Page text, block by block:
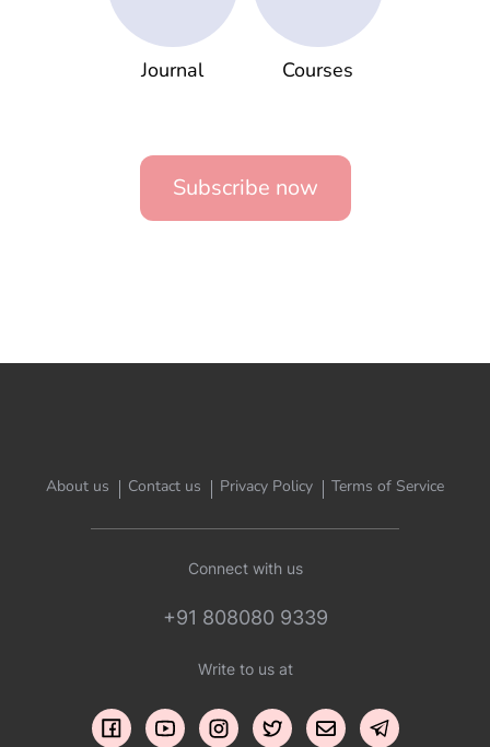
Journal Courses
Subscribe now
About us Contact us Privacy Policy Terms of Service
Connect with us
+91 808080 9339
Write to us at